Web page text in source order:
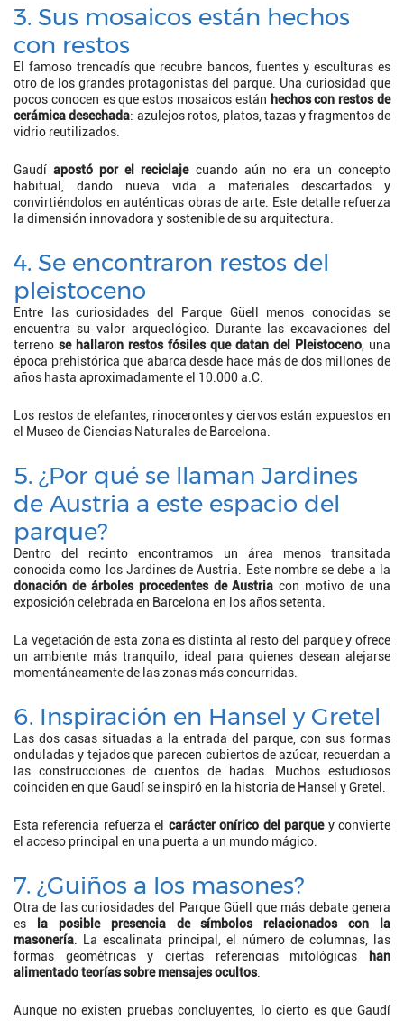
3. Sus mosaicos están hechos
con restos
El famoso trencadís que recubre bancos, fuentes y esculturas es
otro de los grandes protagonistas del parque. Una curiosidad que
pocos conocen es que estos mosaicos están hechos con restos de
cerámica desechada: azulejos rotos, platos, tazas y fragmentos de
vidrio reutilizados.
Gaudíapostó por el reciclajecuando aún no era un concepto
habitual, dando nueva vida a materiales descartados y
convirtiéndolos en auténticas obras de arte. Este detalle refuerza
la dimensión innovadora y sostenible de su arquitectura.
4. Se encontraron restos del
pleistoceno
Entre las curiosidades del Parque Güell menos conocidas se
encuentra su valor arqueológico. Durante las excavaciones del
terreno se hallaron restos fósiles que datan del Pleistoceno , una
época prehistórica que abarca desde hace más de dos millones de
años hasta aproximadamente el 10.000 a.C.
Los restos de elefantes, rinocerontes y ciervos están expuestos en
el Museo de Ciencias Naturales de Barcelona.
5. ¿Por qué se llaman Jardines
de Austria a este espacio del
parque?
Dentro del recinto encontramos un área menos transitada
conocida como los Jardines de Austria. Este nombre se debe a la
donación de árboles procedentes de Austriacon motivo de una
exposición celebrada en Barcelona en los años setenta.
La vegetación de esta zona es distinta al resto del parque y ofrece
un ambiente más tranquilo, ideal para quienes desean alejarse
momentáneamente de las zonas más concurridas.
6. Inspiración en Hansel y Gretel
Las dos casas situadas a la entrada del parque, con sus formas
onduladas y tejados que parecen cubiertos de azúcar, recuerdan a
las construcciones de cuentos de hadas. Muchos estudiosos
coinciden en que Gaudí se inspiró en la historia de Hansel y Gretel.
Esta referencia refuerza el carácter onírico del parquey convierte
el acceso principal en una puerta a un mundo mágico.
7. ¿Guiños a los masones?
Otra de las curiosidades del Parque Güell que más debate genera
es
la posible presencia de símbolos relacionados con la
masonería . La escalinata principal, el número de columnas, las
formas geométricas y ciertas referencias mitológicas
han
alimentado teorías sobre mensajes ocultos.
Aunque no existen pruebas concluyentes, lo cierto es que Gaudí